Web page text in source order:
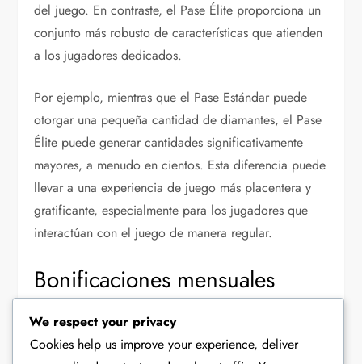
del juego. En contraste, el Pase Élite proporciona un
conjunto más robusto de características que atienden
a los jugadores dedicados.
Por ejemplo, mientras que el Pase Estándar puede
otorgar una pequeña cantidad de diamantes, el Pase
Élite puede generar cantidades significativamente
mayores, a menudo en cientos. Esta diferencia puede
llevar a una experiencia de juego más placentera y
gratificante, especialmente para los jugadores que
interactúan con el juego de manera regular.
Bonificaciones mensuales
El Pase Élite incluye bonificaciones mensuales que
están diseñadas para mejorar el compromiso del
We respect your privacy
Cookies help us improve your experience, deliver